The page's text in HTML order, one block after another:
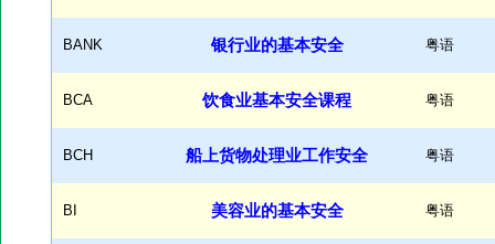
BANK 银行业的基本安全 粤语
BCA 饮食业基本安全课程 粤语
BCH 船上货物处理业工作安全 粤语
BI 美容业的基本安全 粤语